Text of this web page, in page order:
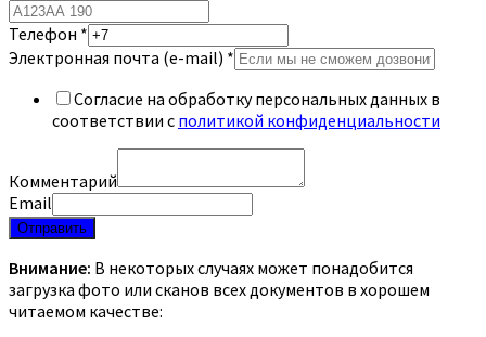
Телефон *
Электронная почта (e-mail) *
Согласие на обработку персональных данных в
соответствии с политикой конфиденциальности
Комментарий
Email
Отправить
Внимание: В некоторых случаях может понадобится
загрузка фото или сканов всех документов в хорошем
читаемом качестве: